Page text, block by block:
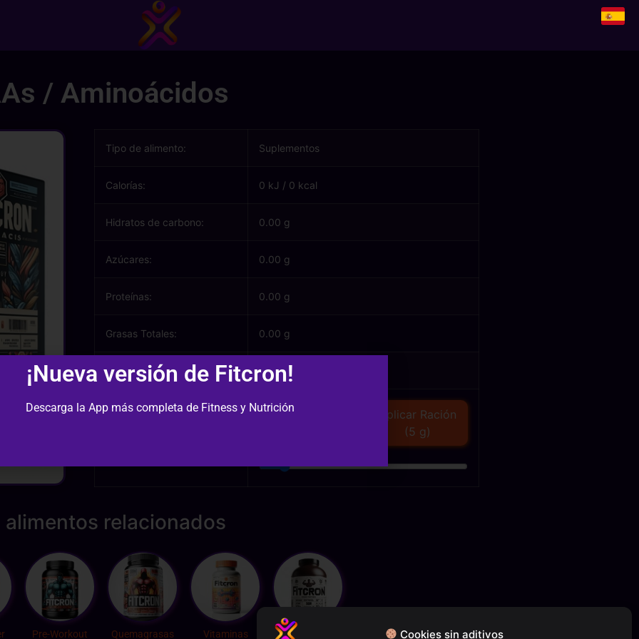
Cookies sin aditivos
/ Aminoácidos
Tipo de alimento: Suplementos
Calorías: 0 kJ / 0 kcal
Hidratos de carbono: 0.00 g
Azúcares: 0.00 g
Proteínas: 0.00 g
Grasas Totales: 0.00 g
Grasas Saturadas: 0.00 g
Cantidad (gr):
Aplicar Ración
(5 g)
alimentos relacionados
Pre-Workout Quemagrasas Vitaminas Whey Protein
¡Nueva versión de Fitcron!
Descarga la App más completa de Fitness y Nutrición